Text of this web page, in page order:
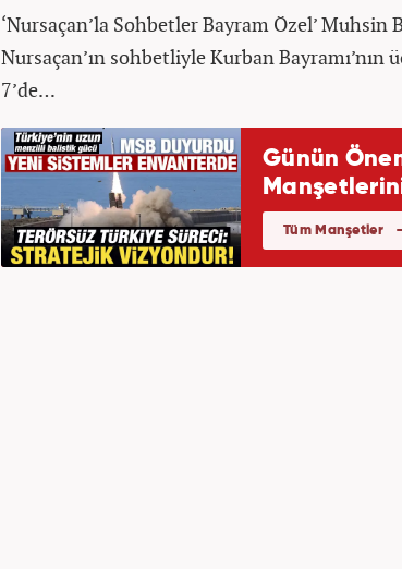
‘Nursaçan’la Sohbetler Bayram Özel’ Muhsin
Nursaçan’ın sohbetliyle Kurban Bayramı’nın
7’de…